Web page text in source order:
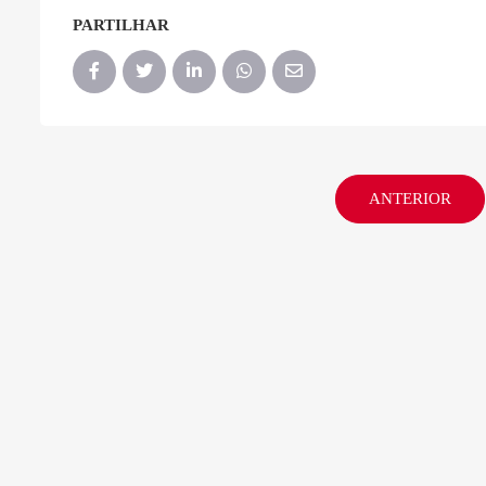
PARTILHAR
ANTERIOR